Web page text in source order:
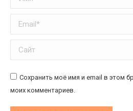
Email *
Сайт
Сохранить моё имя и email в этом
моих комментариев.